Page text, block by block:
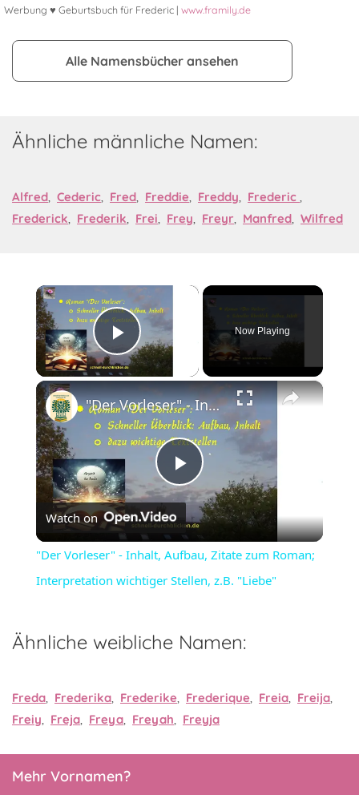
Werbung ♥ Geburtsbuch für Frederic | www.framily.de
Alle Namensbücher ansehen
Ähnliche männliche Namen:
Alfred, Cederic, Fred, Freddie, Freddy, Frederic ,
Frederick, Frederik, Frei, Frey, Freyr, Manfred, Wilfred
×
Play Video
Now Playing
×
Play
Video
"Der Vorleser" - Inhalt, Aufbau, Zitate zum Roman; Interpretation wichtiger Stellen, z.B. "Liebe"
Watch on
"Der Vorleser" - Inhalt, Aufbau, Zitate zum Roman;
Interpretation wichtiger Stellen, z.B. "Liebe"
Ähnliche weibliche Namen:
Freda, Frederika, Frederike, Frederique, Freia, Freija,
Freiy, Freja, Freya, Freyah, Freyja
Mehr Vornamen?